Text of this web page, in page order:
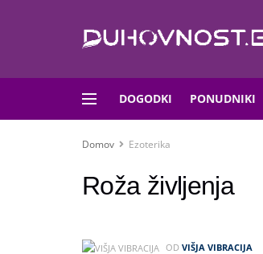
DOGODKI PONUDNIKI
Domov Ezoterika
Roža življenja
OD VIŠJA VIBRACIJA